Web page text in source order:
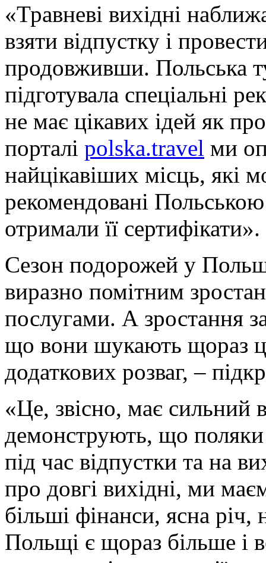
«Травневі вихідні
взяти відпустку і
продовживши. Польська
підготувала спеціальні
не має цікавих ідей як
порталі polska.travel ми
найцікавіших місць, які
рекомендовані
отримали її сертифікати».
Сезон подорожей у
виразно помітним
послугами. А зростання
що вони шукають щораз
додаткових розваг, –
«Це, звісно, має сильний
демонструють, що
під час відпустки та на
про довгі вихідні, ми
більші фінанси, ясна річ,
Польщі є щораз більше і